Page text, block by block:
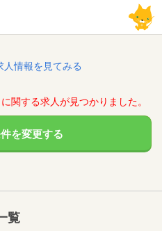
情報を見てみる
関する求人が見つかりました。
を変更する
覧